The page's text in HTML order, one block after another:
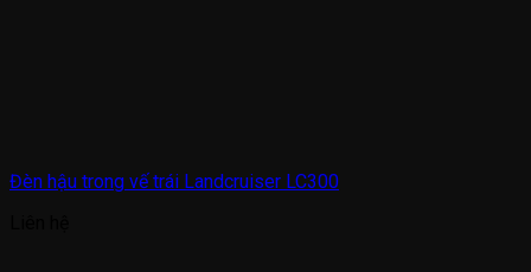
Đèn hậu trong vế trái Landcruiser LC300